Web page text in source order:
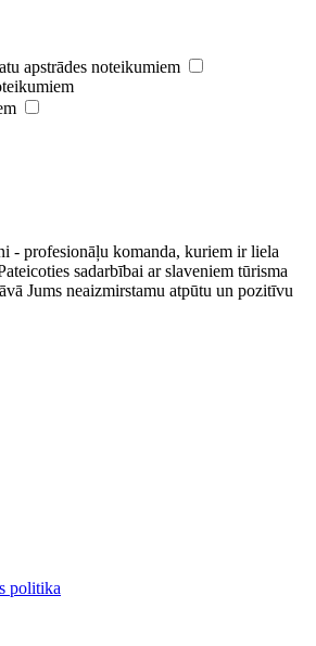
apstrādes noteikumiem
- profesionāļu komanda, kuriem ir liela
sadarbībai ar slaveniem tūrisma
Jums neaizmirstamu atpūtu un pozitīvu
politika